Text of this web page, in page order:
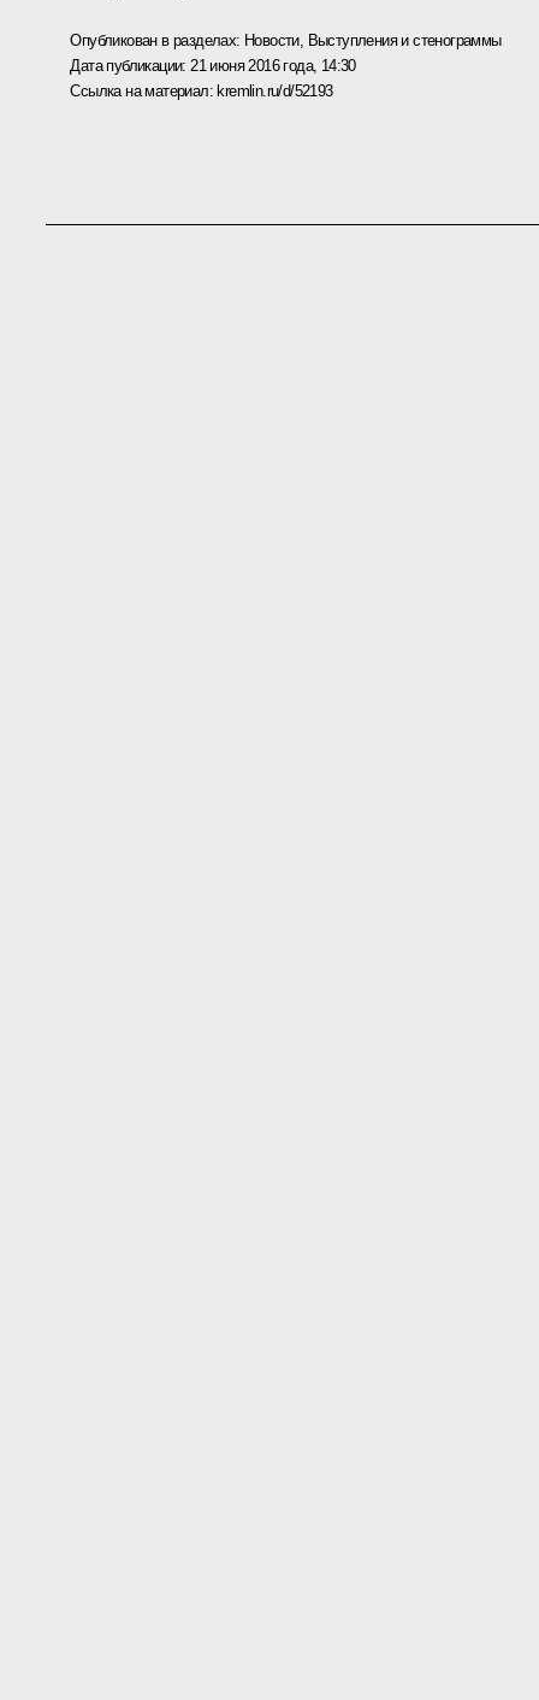
Опубликован в разделах: Новости, Выступления и стенограммы
Дата публикации: 21 июня 2016 года, 14:30
Ссылка на материал: kremlin.ru/d/52193